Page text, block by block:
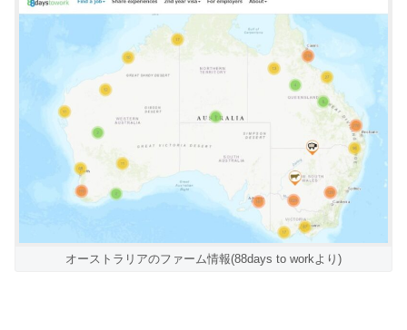
オーストラリアのファーム情報(88days to workより)